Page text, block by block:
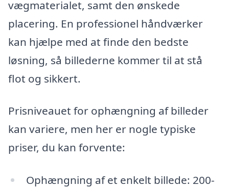
vægmaterialet, samt den ønskede
placering. En professionel håndværker
kan hjælpe med at finde den bedste
løsning, så billederne kommer til at stå
flot og sikkert.
Prisniveauet for ophængning af billeder
kan variere, men her er nogle typiske
priser, du kan forvente:
Ophængning af et enkelt billede: 200-